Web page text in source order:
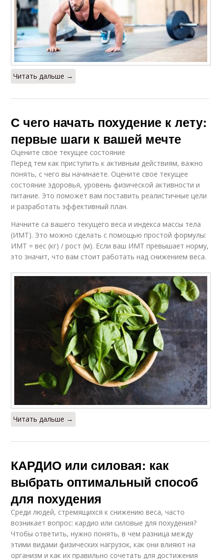
Читать дальше →
С чего начать похудение к лету:
первые шаги к вашей мечте
Оцените свое текущее состояние
Перед тем как приступить к активным действиям, важно
понять, с чего вы начинаете. Оцените свое текущее
состояние здоровья, уровень физической активности и
питание. Это поможет вам поставить реалистичные цели
и разработать эффективный план.
Начните са вашего текущего веса и индекса массы тела
(ИМТ). Это можно сделать с помощью простой формулы:
ИМТ = вес (кг) / рост (м). Если ваш ИМТ превышает норму,
это значит, что вам стоит работать над снижением веса.
Читать дальше →
КАРДИО или силовая: как
выбрать оптимальный способ
для похудения
Среди людей, стремящихся к снижению веса, часто
возникает вопрос: кардио или силовые для похудения?
Чтобы ответить, нужно понять, в чем разница между
этими видами физических нагрузок, как они влияют на
организм и как их правильно сочетать для достижения